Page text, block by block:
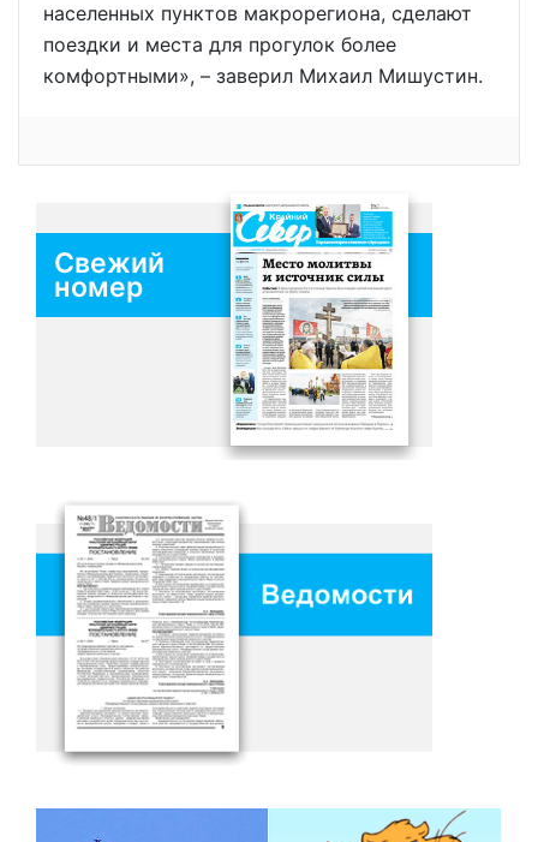
населенных пунктов макрорегиона, сделают
поездки и места для прогулок более
комфортными», – заверил Михаил Мишустин.
Свежий
номер